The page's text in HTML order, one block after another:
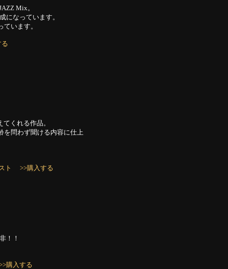
Mix。
になっています。
います。
る
くれる作品。
を問わず聞ける内容に仕上
ト >>購入する
！！
購入する